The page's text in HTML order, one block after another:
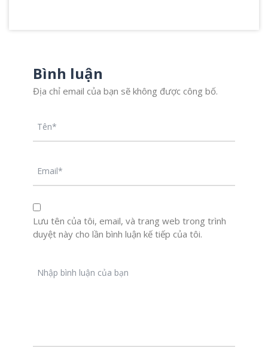
Bình luận
Địa chỉ email của bạn sẽ không được công bố.
Lưu tên của tôi, email, và trang web trong trình
duyệt này cho lần bình luận kế tiếp của tôi.